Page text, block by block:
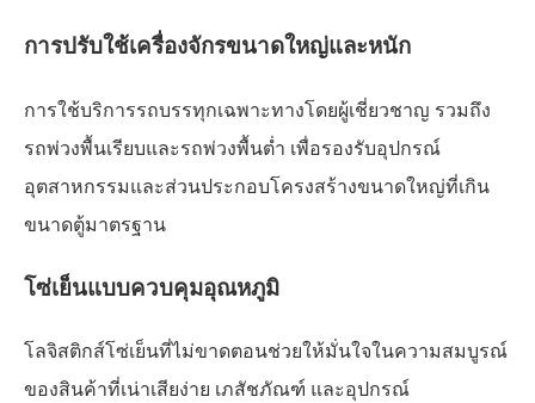
การปรับใช้เครื่องจักรขนาดใหญ่และหนัก
การใช้บริการรถบรรทุกเฉพาะทางโดยผู้เชี่ยวชาญ รวมถึง
รถพ่วงพื้นเรียบและรถพ่วงพื้นต่ำ เพื่อรองรับอุปกรณ์
อุตสาหกรรมและส่วนประกอบโครงสร้างขนาดใหญ่ที่เกิน
ขนาดตู้มาตรฐาน
โซ่เย็นแบบควบคุมอุณหภูมิ
โลจิสติกส์โซ่เย็นที่ไม่ขาดตอนช่วยให้มั่นใจในความสมบูรณ์
ของสินค้าที่เน่าเสียง่าย เภสัชภัณฑ์ และอุปกรณ์